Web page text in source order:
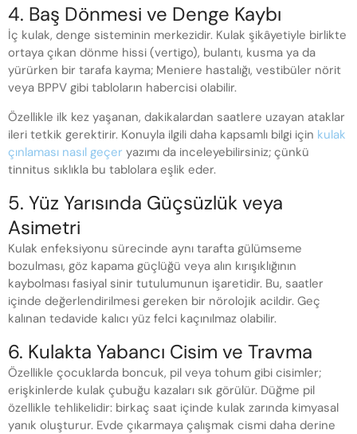
4. Baş Dönmesi ve Denge Kaybı
İç kulak, denge sisteminin merkezidir. Kulak şikâyetiyle birlikte
ortaya çıkan dönme hissi (vertigo), bulantı, kusma ya da
yürürken bir tarafa kayma; Meniere hastalığı, vestibüler nörit
veya BPPV gibi tabloların habercisi olabilir.
Özellikle ilk kez yaşanan, dakikalardan saatlere uzayan ataklar
ileri tetkik gerektirir. Konuyla ilgili daha kapsamlı bilgi için kulak
çınlaması nasıl geçer yazımı da inceleyebilirsiniz; çünkü
tinnitus sıklıkla bu tablolara eşlik eder.
5. Yüz Yarısında Güçsüzlük veya
Asimetri
Kulak enfeksiyonu sürecinde aynı tarafta gülümseme
bozulması, göz kapama güçlüğü veya alın kırışıklığının
kaybolması fasiyal sinir tutulumunun işaretidir. Bu, saatler
içinde değerlendirilmesi gereken bir nörolojik acildir. Geç
kalınan tedavide kalıcı yüz felci kaçınılmaz olabilir.
6. Kulakta Yabancı Cisim ve Travma
Özellikle çocuklarda boncuk, pil veya tohum gibi cisimler;
erişkinlerde kulak çubuğu kazaları sık görülür. Düğme pil
özellikle tehlikelidir: birkaç saat içinde kulak zarında kimyasal
yanık oluşturur. Evde çıkarmaya çalışmak cismi daha derine